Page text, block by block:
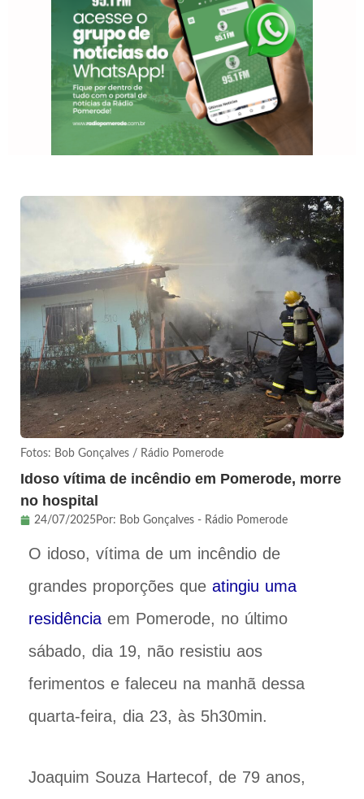
Fotos: Bob Gonçalves / Rádio Pomerode
Idoso vítima de incêndio em Pomerode, morre
no hospital
24/07/2025Por: Bob Gonçalves - Rádio Pomerode
O idoso, vítima de um incêndio de
grandes proporções que atingiu uma
residência em Pomerode, no último
sábado, dia 19, não resistiu aos
ferimentos e faleceu na manhã dessa
quarta-feira, dia 23, às 5h30min.
Joaquim Souza Hartecof, de 79 anos,